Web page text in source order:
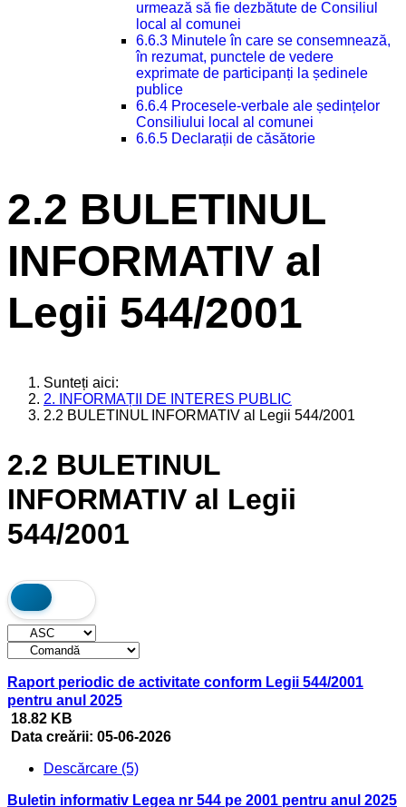
urmează să fie dezbătute de Consiliul
local al comunei
6.6.3 Minutele în care se consemnează,
în rezumat, punctele de vedere
exprimate de participanți la ședinele
publice
6.6.4 Procesele-verbale ale ședințelor
Consiliului local al comunei
6.6.5 Declarații de căsătorie
2.2 BULETINUL
INFORMATIV al
Legii 544/2001
Sunteți aici:
2. INFORMAȚII DE INTERES PUBLIC
2.2 BULETINUL INFORMATIV al Legii 544/2001
2.2 BULETINUL
INFORMATIV al Legii
544/2001
Raport periodic de activitate conform Legii 544/2001
pentru anul 2025
18.82 KB
Data creării: 05-06-2026
Descărcare (5)
Buletin informativ Legea nr 544 pe 2001 pentru anul 2025